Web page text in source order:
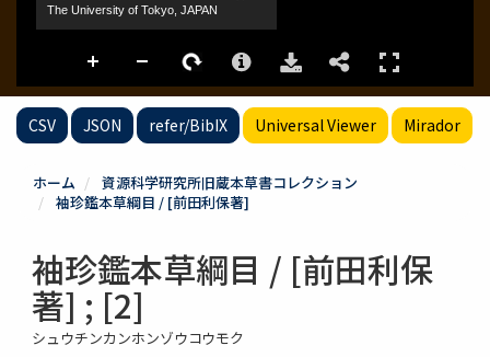
CSV JSON refer/BibIX Universal Viewer Mirador
ホーム
資源科学研究所旧蔵本草書コレクション
袖珍鑑本草綱目 / [前田利保著]
袖珍鑑本草綱目 / [前田利保
著] ; [2]
シュウチンカンホンゾウコウモク